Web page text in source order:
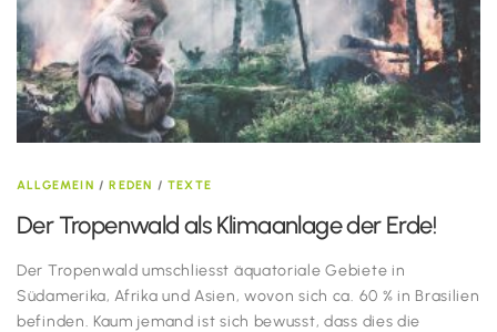
ALLGEMEIN /REDEN /TEXTE
Der Tropenwald als Klimaanlage der Erde!
Der Tropenwald umschliesst äquatoriale Gebiete in
Südamerika, Afrika und Asien, wovon sich ca. 60 % in Brasilien
befinden. Kaum jemand ist sich bewusst, dass dies die